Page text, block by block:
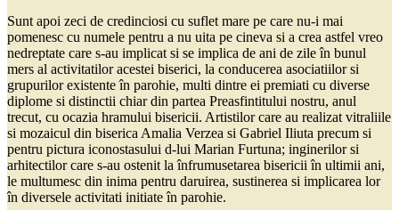
Sunt apoi zeci de credinciosi cu suflet mare pe care nu-i mai
pomenesc cu numele pentru a nu uita pe cineva si a crea astfel vreo
nedreptate care s-au implicat si se implica de ani de zile în bunul
mers al activitatilor acestei biserici, la conducerea asociatiilor si
grupurilor existente în parohie, multi dintre ei premiati cu diverse
diplome si distinctii chiar din partea Preasfintitului nostru, anul
trecut, cu ocazia hramului bisericii. Artistilor care au realizat vitraliile
si mozaicul din biserica Amalia Verzea si Gabriel Iliuta precum si
pentru pictura iconostasului d-lui Marian Furtuna; inginerilor si
arhitectilor care s-au ostenit la înfrumusetarea bisericii în ultimii ani,
le multumesc din inima pentru daruirea, sustinerea si implicarea lor
în diversele activitati initiate în parohie.